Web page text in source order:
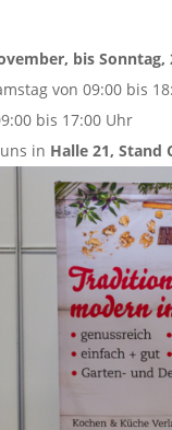
bis Sonntag,
von 09:00 bis
bis 17:00 Uhr
in Halle 21, Stand